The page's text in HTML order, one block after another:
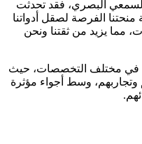
البصري، فقد تحدثت
الفرصة لصقل أدواتنا
مما يزيد من ثقتنا ونحن
في مختلف التخصصات، حيث
وسط أجواء مؤثرة